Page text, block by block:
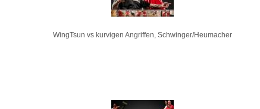
WingTsun vs kurvigen Angriffen, Schwinger/Heumacher